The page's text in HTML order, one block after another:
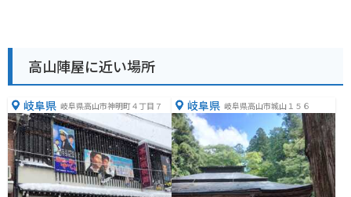
高山陣屋に近い場所
岐阜県 岐阜県高山市神明町４丁目７ 岐阜県 岐阜県高山市城山１５６